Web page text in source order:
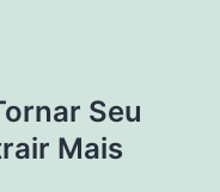
Seu
Mais